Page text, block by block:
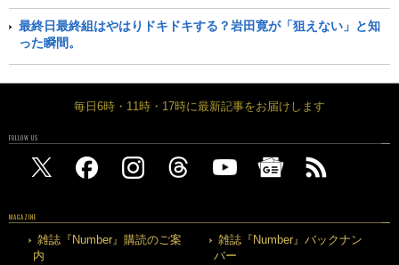
最終日最終組はやはりドキドキする？岩田寛が「狙えない」と知
った瞬間。
毎日6時・11時・17時に最新記事をお届けします
FOLLOW US
MAGAZINE
雑誌『Number』購読のご案
内
雑誌『Number』バックナン
バー